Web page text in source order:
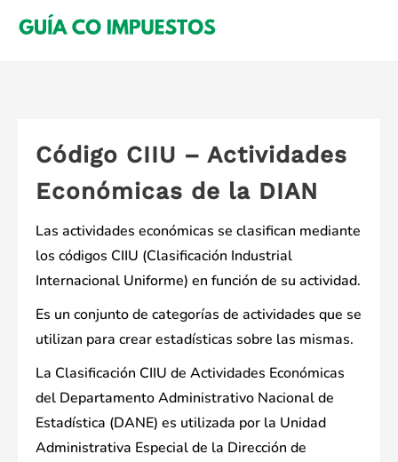
Código CIIU – Actividades
Económicas de la DIAN
Las actividades económicas se clasifican mediante
los códigos CIIU (Clasificación Industrial
Internacional Uniforme) en función de su actividad.
Es un conjunto de categorías de actividades que se
utilizan para crear estadísticas sobre las mismas.
La Clasificación CIIU de Actividades Económicas
del Departamento Administrativo Nacional de
Estadística (DANE) es utilizada por la Unidad
Administrativa Especial de la Dirección de